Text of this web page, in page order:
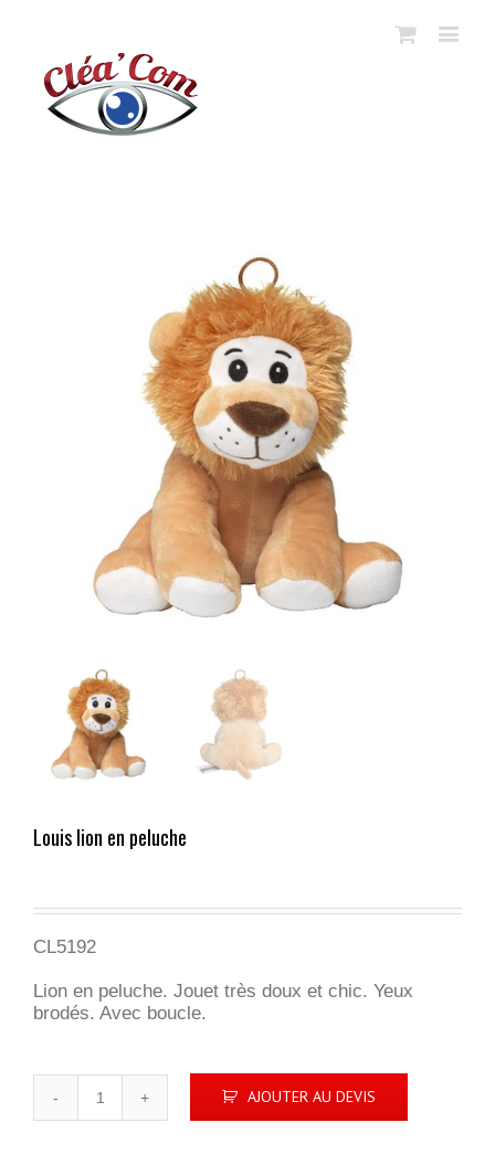
Louis lion en peluche
CL5192
Lion en peluche. Jouet très doux et chic. Yeux
brodés. Avec boucle.
AJOUTER AU DEVIS